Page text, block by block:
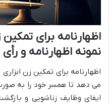
اظهارنامه برای
نمونه اظهارنامه و رأی
اظهارنامه برای تمکین زن
می دهد تا همسر خود را به
ایفای وظایف زناشویی و